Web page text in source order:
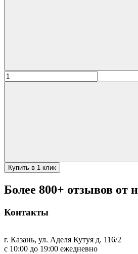
Количество
товара
в
тёмном
Купить в 1 клик
Более 800+ отзывов от
Контакты
г. Казань, ул. Аделя Кутуя д. 116/2
с 10:00 до 19:00 ежедневно